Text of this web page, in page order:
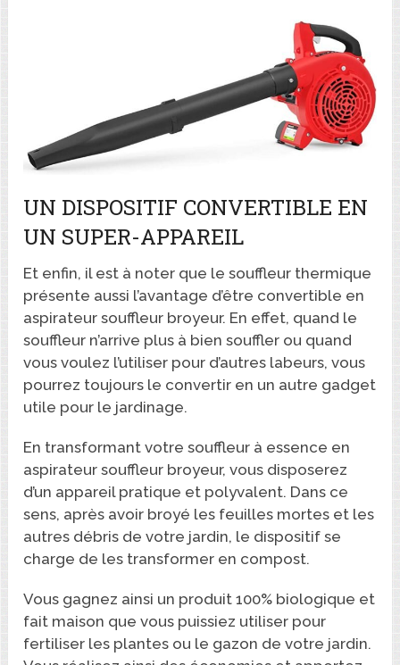
UN DISPOSITIF CONVERTIBLE EN
UN SUPER-APPAREIL
Et enfin, il est à noter que le souffleur thermique
présente aussi l’avantage d’être convertible en
aspirateur souffleur broyeur. En effet, quand le
souffleur n’arrive plus à bien souffler ou quand
vous voulez l’utiliser pour d’autres labeurs, vous
pourrez toujours le convertir en un autre gadget
utile pour le jardinage.
En transformant votre souffleur à essence en
aspirateur souffleur broyeur, vous disposerez
d’un appareil pratique et polyvalent. Dans ce
sens, après avoir broyé les feuilles mortes et les
autres débris de votre jardin, le dispositif se
charge de les transformer en compost.
Vous gagnez ainsi un produit 100% biologique et
fait maison que vous puissiez utiliser pour
fertiliser les plantes ou le gazon de votre jardin.